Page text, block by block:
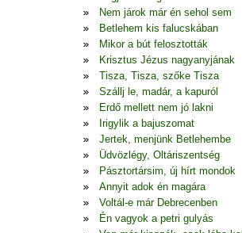
Nem járok már én sehol sem
Betlehem kis falucskában
Mikor a bút felosztották
Krisztus Jézus nagyanyjának
Tisza, Tisza, szőke Tisza
Szállj le, madár, a kapuról
Erdő mellett nem jó lakni
Irigylik a bajuszomat
Jertek, menjünk Betlehembe
Üdvözlégy, Oltáriszentség
Pásztortársim, új hírt mondok
Annyit adok én magára
Voltál-e már Debrecenben
Én vagyok a petri gulyás